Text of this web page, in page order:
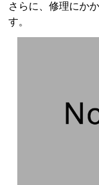
さらに、修理にか
す。